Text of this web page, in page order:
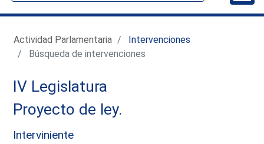
Actividad Parlamentaria
Intervenciones
Búsqueda de intervenciones
IV Legislatura
Proyecto de ley.
Interviniente